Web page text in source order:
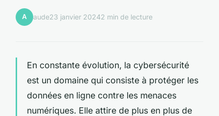
A aude23 janvier 20242 min de lecture
En constante évolution, la cybersécurité
est un domaine qui consiste à protéger les
données en ligne contre les menaces
numériques. Elle attire de plus en plus de